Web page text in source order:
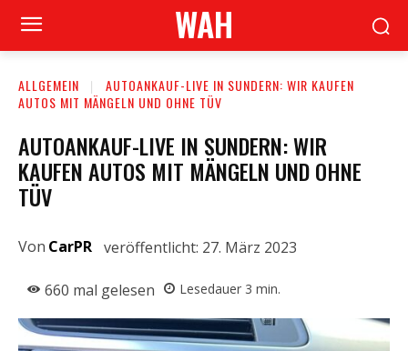
WAH
ALLGEMEIN
AUTOANKAUF-LIVE IN SUNDERN: WIR KAUFEN
AUTOS MIT MÄNGELN UND OHNE TÜV
AUTOANKAUF-LIVE IN SUNDERN: WIR
KAUFEN AUTOS MIT MÄNGELN UND OHNE
TÜV
Von CarPR veröffentlicht: 27. März 2023
660 mal gelesen Lesedauer 3 min.